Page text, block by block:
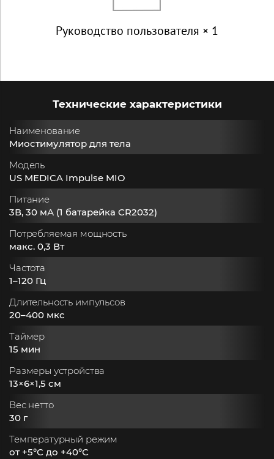
Руководство пользователя × 1
Технические характеристики
Наименование
Миостимулятор для тела
Модель
US MEDICA Impulse MIO
Питание
3В, 30 мА (1 батарейка CR2032)
Потребляемая мощность
макс. 0,3 Вт
Частота
1–120 Гц
Длительность импульсов
20–400 мкс
Таймер
15 мин
Размеры устройства
13×6×1,5 см
Вес нетто
30 г
Температурный режим
от +5°С до +40°С